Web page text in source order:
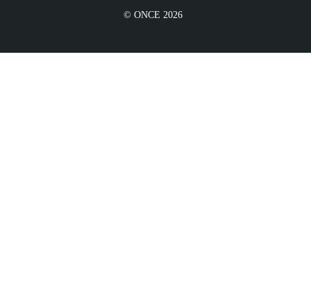
© ONCE 2026